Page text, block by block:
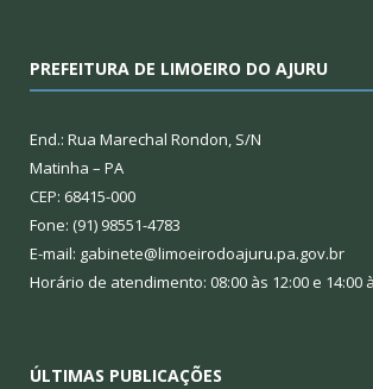
PREFEITURA DE LIMOEIRO DO AJURU
End.: Rua Marechal Rondon, S/N
Matinha – PA
CEP: 68415-000
Fone: (91) 98551-4783
E-mail: gabinete@limoeirodoajuru.pa.gov.br
Horário de atendimento: 08:00 às 12:00 e 14:00
ÚLTIMAS PUBLICAÇÕES